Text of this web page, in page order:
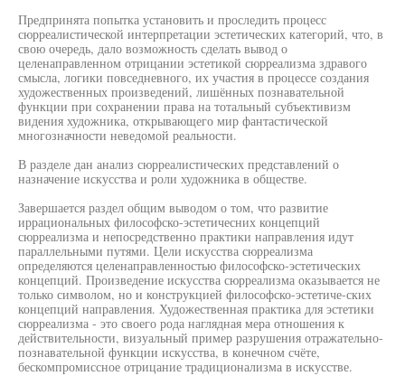
Предпринята попытка установить и проследить процесс
сюрреалистической интерпретации эстетических категорий, что, в
свою очередь, дало возможность сделать вывод о
целенаправленном отрицании эстетикой сюрреализма здравого
смысла, логики повседневного, их участия в процессе создания
художественных произведений, лишённых познавательной
функции при сохранении права на тотальный субъективизм
видения художника, открывающего мир фантастической
многозначности неведомой реальности.
В разделе дан анализ сюрреалистических представлений о
назначение искусства и роли художника в обществе.
Завершается раздел общим выводом о том, что развитие
иррациональных философско-эстетичесних концепций
сюрреализма и непосредственно практики направления идут
параллельными путями. Цели искусства сюрреализма
определяются целенаправленностью философско-эстетических
концепций. Произведение искусства сюрреализма оказывается не
только символом, но и конструкцией философско-эстетиче-ских
концепций направления. Художественная практика для эстетики
сюрреализма - это своего рода наглядная мера отношения к
действительности, визуальный пример разрушения отражательно-
познавательной функции искусства, в конечном счёте,
бескомпромиссное отрицание традиционализма в искусстве.